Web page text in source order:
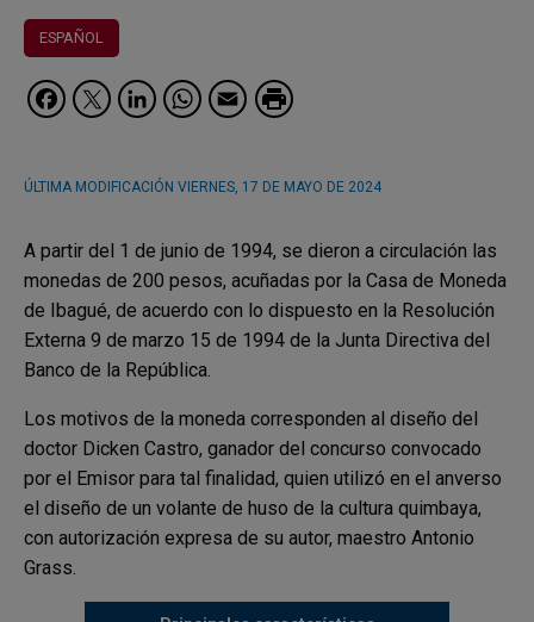
ESPAÑOL
Facebook
Twitter
LinkedIn
WhatsApp
Email
ÚLTIMA MODIFICACIÓN VIERNES, 17 DE MAYO DE 2024
A partir del 1 de junio de 1994, se dieron a circulación las
monedas de 200 pesos, acuñadas por la Casa de Moneda
de Ibagué, de acuerdo con lo dispuesto en la Resolución
Externa 9 de marzo 15 de 1994 de la Junta Directiva del
Banco de la República.
Los motivos de la moneda corresponden al diseño del
doctor Dicken Castro, ganador del concurso convocado
por el Emisor para tal finalidad, quien utilizó en el anverso
el diseño de un volante de huso de la cultura quimbaya,
con autorización expresa de su autor, maestro Antonio
Grass.